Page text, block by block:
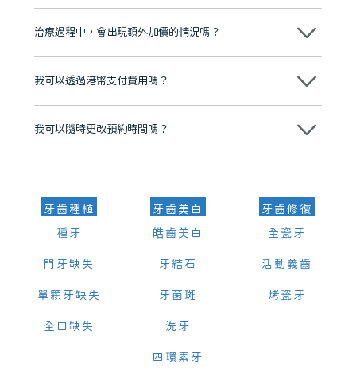
至今已服務超過三十個國家和地區的顧客，受到粵港澳大灣區及周邊城
市市民極高的口碑評價及信任推薦 珠海、深圳設有八大分院，香港亦設
有咨詢及服務保障中心，有任何問題都可以隨時預約免費咨詢，讓人十
不會！只要未開始實際服務之前，你不會被收取任何費用。
治療過程中，會出現額外加價的情況嗎？
不會，治療前我們會詳細說明治療方案及對應的價錢，顧客同意並簽字
我可以透過港幣支付費用嗎？
可以。維港口腔會按照當日匯率轉算收取費用，而匯率會及時告知客人
我可以隨時更改預約時間嗎？
可以，請盡早通過wechat或whatsapp聯絡我們，告知我們你原本預約
牙齒種植
種牙
門牙缺失
單顆牙缺失
全口缺失
牙齒美白
皓齒美白
牙結石
牙菌斑
洗牙
四環素牙
牙齒修復
全瓷牙
活動義齒
烤瓷牙